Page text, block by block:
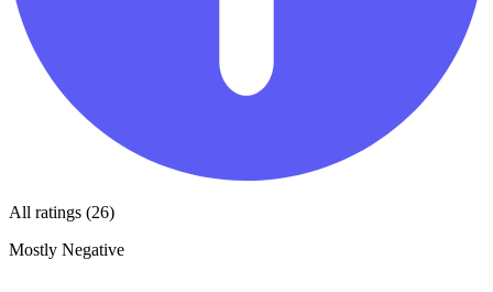
All ratings (26)
Mostly Negative